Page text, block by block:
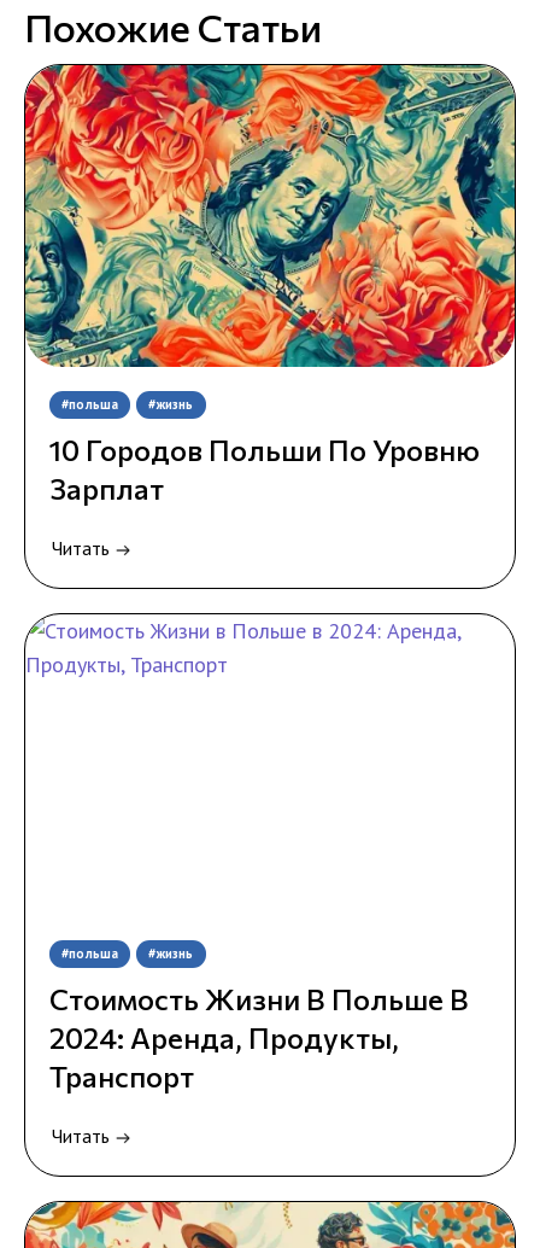
Похожие Статьи
#польша #жизнь
10 Городов Польши По Уровню
Зарплат
Читать
#польша #жизнь
Стоимость Жизни В Польше В
2024: Аренда, Продукты,
Транспорт
Читать